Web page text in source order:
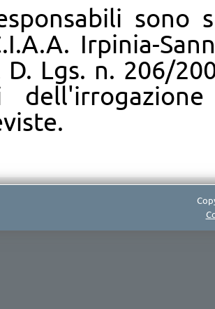
sono
Irpinia-
D. Lgs. n. 206/